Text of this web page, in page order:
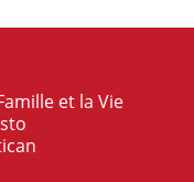
et la Vie